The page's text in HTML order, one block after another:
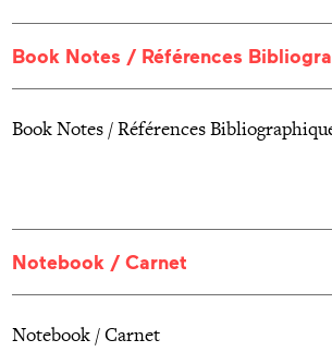
Book Notes / Références
Book Notes / Références
Notebook / Carnet
Notebook / Carnet